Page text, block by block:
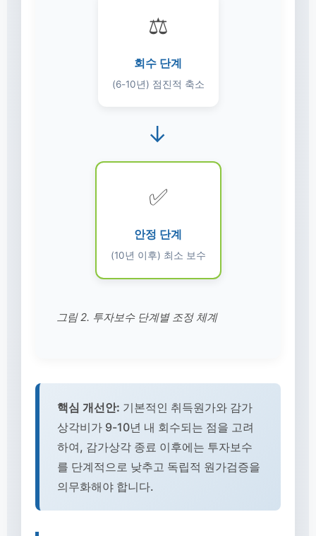
⚖️
회수 단계
(6-10년) 점진적 축소
→
✅
안정 단계
(10년 이후) 최소 보수
그림 2. 투자보수 단계별 조정 체계
핵심 개선안: 기본적인 취득원가와 감가
상각비가 9-10년 내 회수되는 점을 고려
하여, 감가상각 종료 이후에는 투자보수
를 단계적으로 낮추고 독립적 원가검증을
의무화해야 합니다.